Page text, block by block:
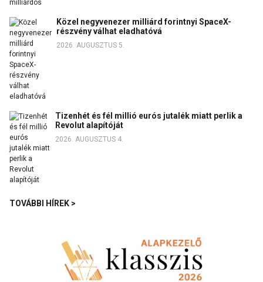
Közel negyvenezer milliárd forintnyi SpaceX-
részvény válhat eladhatóvá
2026. AUGUSZTUS 5.
Tizenhét és fél millió eurós jutalék miatt perlik a
Revolut alapítóját
2026. AUGUSZTUS 4.
TOVÁBBI HÍREK >